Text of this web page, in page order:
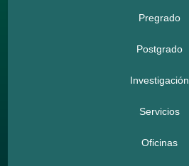
Pregrado
Postgrado
Investigación
Servicios
Oficinas